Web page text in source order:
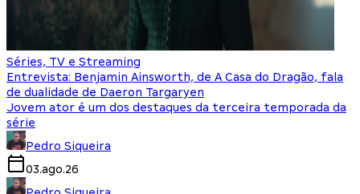
Séries, TV e Streaming
Entrevista: Benjamin Ainsworth, de A Casa do Dragão, fala
de dualidade de Daeron Targaryen
Jovem ator é um dos destaques da terceira temporada da
série
Pedro Siqueira
03.ago.26